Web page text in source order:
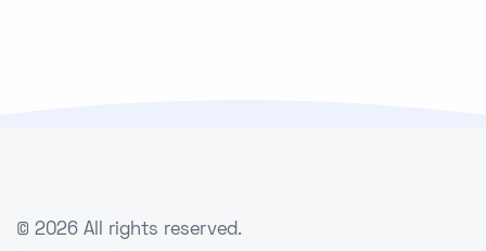
© 2026 All rights reserved.